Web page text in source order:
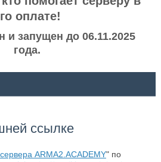
оплате!
и запущен до 06.11.2025
года.
ссылке
ARMA2.ACADEMY" по